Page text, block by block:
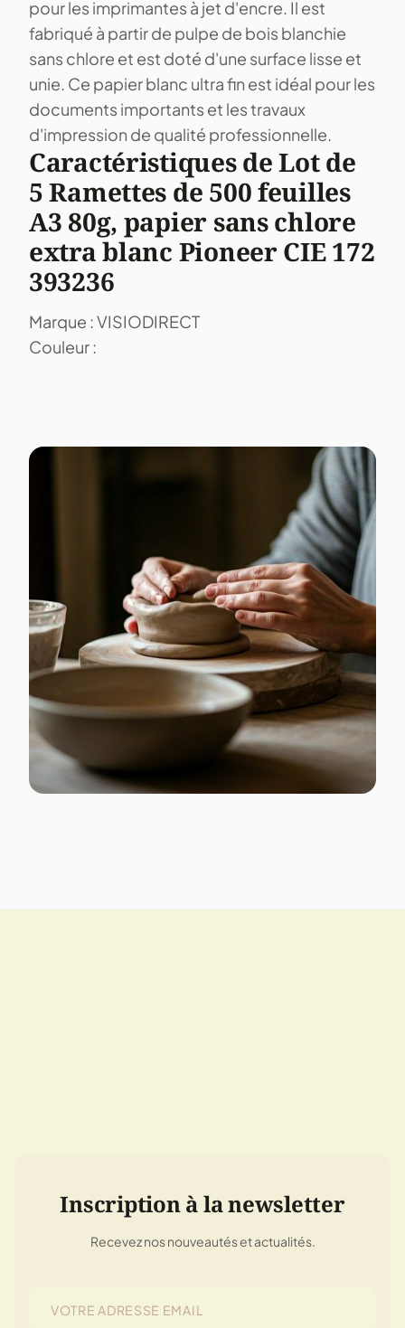
pour les imprimantes à jet d'encre. Il est
fabriqué à partir de pulpe de bois blanchie
sans chlore et est doté d'une surface lisse et
unie. Ce papier blanc ultra fin est idéal pour les
documents importants et les travaux
d'impression de qualité professionnelle.
Caractéristiques de Lot de
5 Ramettes de 500 feuilles
A3 80g, papier sans chlore
extra blanc Pioneer CIE 172
393236
Marque : VISIODIRECT
Couleur :
Inscription à la newsletter
Recevez nos nouveautés et actualités.